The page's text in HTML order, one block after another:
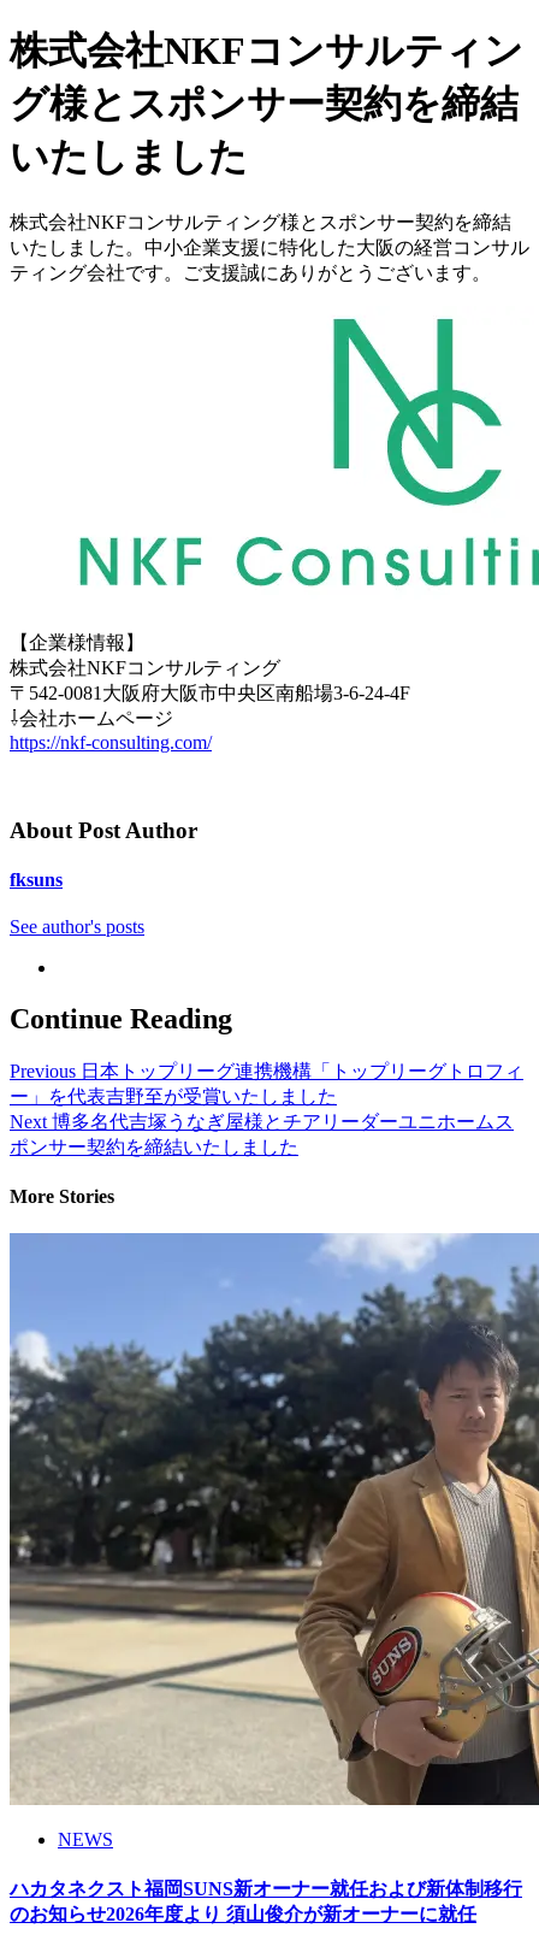
株式会社NKFコンサルティン
グ様とスポンサー契約を締結
いたしました
株式会社NKFコンサルティング様とスポンサー契約を締結
いたしました。中小企業支援に特化した大阪の経営コンサル
ティング会社です。ご支援誠にありがとうございます。
【企業様情報】
株式会社NKFコンサルティング
〒542-0081大阪府大阪市中央区南船場3-6-24-4F
⇩会社ホームページ
https://nkf-consulting.com/
About Post Author
fksuns
See author's posts
Continue Reading
Previous 日本トップリーグ連携機構「トップリーグトロフィ
ー」を代表吉野至が受賞いたしました
Next 博多名代吉塚うなぎ屋様とチアリーダーユニホームス
ポンサー契約を締結いたしました
More Stories
NEWS
ハカタネクスト福岡SUNS新オーナー就任および新体制移行
のお知らせ2026年度より 須山俊介が新オーナーに就任